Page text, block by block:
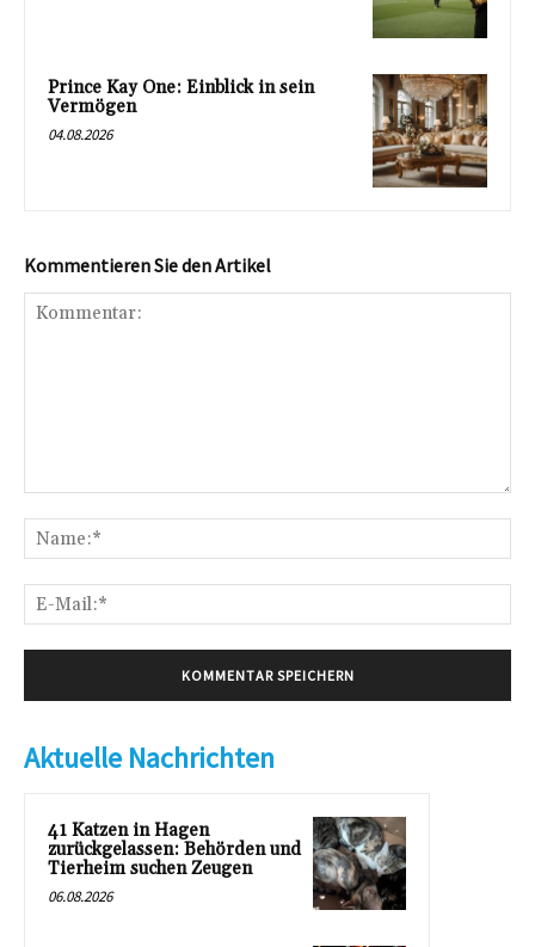
Prince Kay One: Einblick in sein
Vermögen
04.08.2026
Kommentieren Sie den Artikel
Aktuelle Nachrichten
41 Katzen in Hagen
zurückgelassen: Behörden und
Tierheim suchen Zeugen
06.08.2026